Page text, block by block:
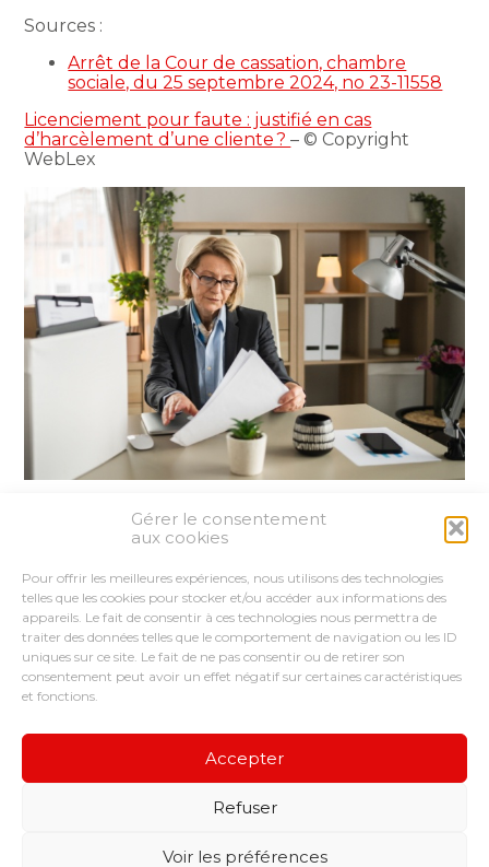
Gérer le consentement
aux cookies
Pour offrir les meilleures expériences, nous utilisons des technologies
telles que les cookies pour stocker et/ou accéder aux informations des
appareils. Le fait de consentir à ces technologies nous permettra de
traiter des données telles que le comportement de navigation ou les ID
uniques sur ce site. Le fait de ne pas consentir ou de retirer son
consentement peut avoir un effet négatif sur certaines caractéristiques
et fonctions.
Accepter
Refuser
Voir les préférences
Sources :
Arrêt de la Cour de cassation, chambre
sociale, du 25 septembre 2024, no 23-11558
Licenciement pour faute : justifié en cas
d’harcèlement d’une cliente ?– © Copyright
WebLex
FaceBook
TwitterLinkedIn
Principale
CONSEILS ET ACCOMPAGNEMENTS
NOS OUTILS
RECRUTEMENT
PLAN DU SITE MENTIONS LÉGALES